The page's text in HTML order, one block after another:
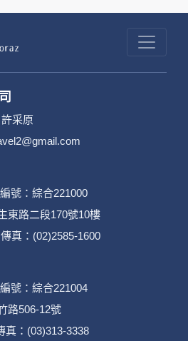
些廣告廠商或連結網站有其
策，其資料處理措施不適用
社有限公司旗下網站上的聊
公開個人資料的行為，在非
適用於何時旅行社有限公司
利用
本公司相關服務、行銷、客戶
他與第三人合作之行銷推廣
采原
號：綜合221000
東路二段170號10樓
真：(02)2585-1600
號：綜合221004
路506-12號
：(03)313-3338